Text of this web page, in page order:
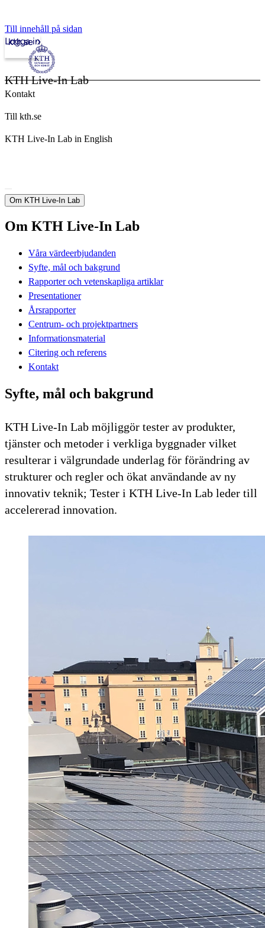
Till innehåll på sidan
kth.se
Logga in
KTH Live-In Lab
Kontakt
Till kth.se
KTH Live-In Lab in English
Om KTH Live-In Lab
Om KTH Live-In Lab
Våra värdeerbjudanden
Syfte, mål och bakgrund
Rapporter och vetenskapliga artiklar
Presentationer
Årsrapporter
Centrum- och projektpartners
Informationsmaterial
Citering och referens
Kontakt
Syfte, mål och bakgrund
KTH Live-In Lab möjliggör tester av produkter,
tjänster och metoder i verkliga byggnader vilket
resulterar i välgrundade underlag för förändring av
strukturer och regler och ökat användande av ny
innovativ teknik; Tester i KTH Live-In Lab leder till
accelererad innovation.